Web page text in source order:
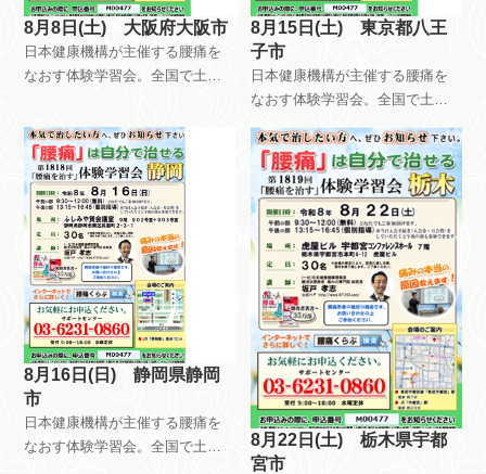
8月8日(土) 大阪府大阪市
日本健康機構が主催する腰痛を
なおす体験学習会。全国で土曜
れが参加しても無料です。午後
は会員限定で開催しています。
自分で慢性痛を治すためのメン
テナンス方法を指導していま
す。
8月15日(土) 東京都八王
子市
日本健康機構が主催する腰痛を
なおす体験学習会。全国で土曜
上開催しています。午前中はだ
れが参加しても無料です。午後
は会員限定で開催しています。
自分で慢性痛を治すためのメン
テナンス方法を指導していま
す。
8月16日(日) 静岡県静岡
市
日本健康機構が主催する腰痛を
なおす体験学習会。全国で土曜
8月22日(土) 栃木県宇都
宮市